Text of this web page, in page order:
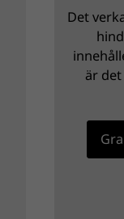
Det
är